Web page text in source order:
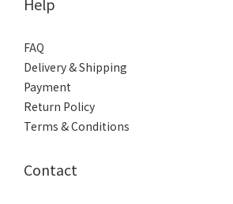
FAQ
Delivery & Shipping
Payment
Return Policy
Terms & Conditions
Contact